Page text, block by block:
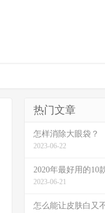
热门文章
怎样消除大眼袋？
2023-06-22
2020年最好用的10
2023-06-21
怎么能让皮肤白又